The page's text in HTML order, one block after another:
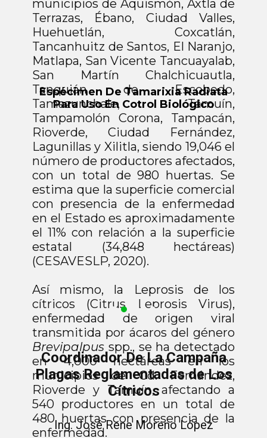
municipios de Aquismón, Axtla de
Terrazas, Ébano, Ciudad Valles,
Huehuetlán, Coxcatlán,
Tancanhuitz de Santos, El Naranjo,
Matlapa, San Vicente Tancuayalab,
San Martín Chalchicuautla,
Tanquián de Escobedo,
Tamazunchale, Tamuín,
Tampamolón Corona, Tampacán,
Rioverde, Ciudad Fernández,
Lagunillas y Xilitla, siendo 19,046 el
número de productores afectados,
con un total de 980 huertas. Se
estima que la superficie comercial
con presencia de la enfermedad
en el Estado es aproximadamente
el 11% con relación a la superficie
estatal (34,848 hectáreas)
(CESAVESLP, 2020).
Así mismo, la Leprosis de los
cítricos (Citrus Leprosis Virus),
enfermedad de origen viral
transmitida por ácaros del género
Brevipalpus spp., se ha detectado
en 4,000 hectáreas en los
municipios de Cd. Fernández,
Rioverde y Tamuín, afectando a
540 productores en un total de
480 huertas con presencia de la
enfermedad.
Espécimen De Diaphorina Citri
Vector Del Huanglongbing
Coordinador De La Campaña
Plagas Reglamentadas de Los
Cítricos
Ing. José Rene Moreno López